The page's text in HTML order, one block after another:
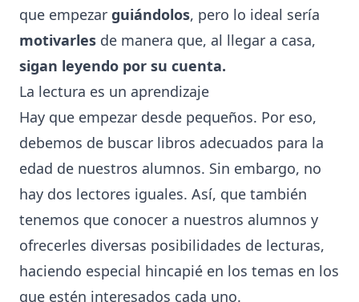
que empezar guiándolos, pero lo ideal sería
motivarles de manera que, al llegar a casa,
sigan leyendo por su cuenta.
La lectura es un aprendizaje
Hay que empezar desde pequeños. Por eso,
debemos de buscar libros adecuados para la
edad de nuestros alumnos. Sin embargo, no
hay dos lectores iguales. Así, que también
tenemos que conocer a nuestros alumnos y
ofrecerles diversas posibilidades de lecturas,
haciendo especial hincapié en los temas en los
que estén interesados cada uno.